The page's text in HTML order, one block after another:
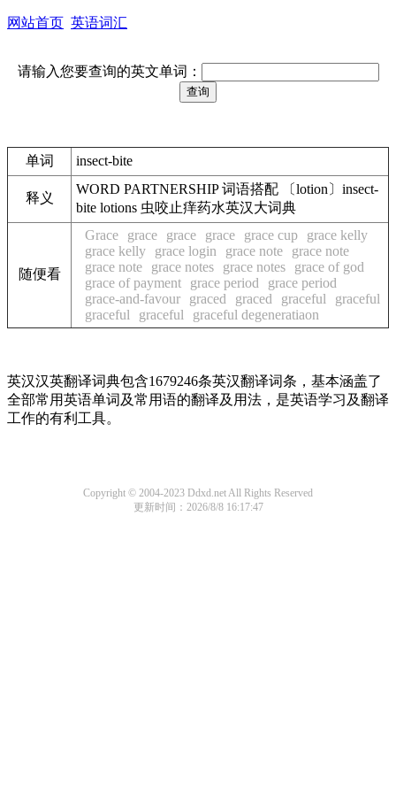
网站首页 英语词汇
请输入您要查询的英文单词：
单词 insect-bite
释义
WORD PARTNERSHIP 词语搭配 〔lotion〕insect-
bite lotions 虫咬止痒药水英汉大词典
随便看
Grace grace grace grace grace cup
grace kelly
grace kelly
grace login grace note
grace note
grace note
grace notes grace notes
grace of god
grace of payment
grace period
grace period
grace-and-favour
graced graced graceful
graceful
graceful
graceful graceful degeneratiaon
英汉汉英翻译词典包含1679246条英汉翻译词条，基本涵盖了
全部常用英语单词及常用语的翻译及用法，是英语学习及翻译
工作的有利工具。
Copyright © 2004-2023 Ddxd.net All Rights Reserved
更新时间：2026/8/8 16:17:47